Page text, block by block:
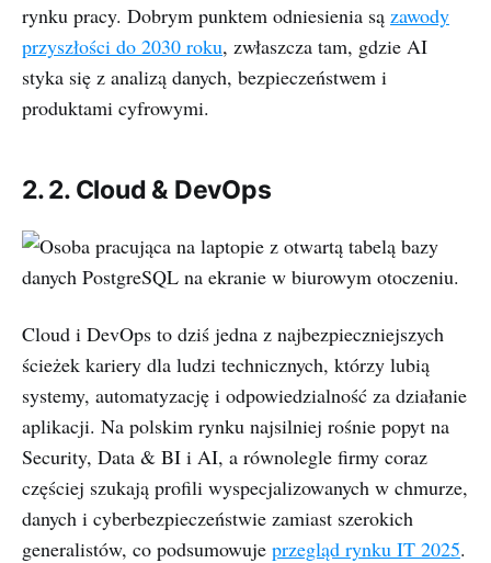
rynku pracy. Dobrym punktem odniesienia są zawody
przyszłości do 2030 roku, zwłaszcza tam, gdzie AI
styka się z analizą danych, bezpieczeństwem i
produktami cyfrowymi.
2. 2. Cloud & DevOps
Cloud i DevOps to dziś jedna z najbezpieczniejszych
ścieżek kariery dla ludzi technicznych, którzy lubią
systemy, automatyzację i odpowiedzialność za działanie
aplikacji. Na polskim rynku najsilniej rośnie popyt na
Security, Data & BI i AI, a równolegle firmy coraz
częściej szukają profili wyspecjalizowanych w chmurze,
danych i cyberbezpieczeństwie zamiast szerokich
generalistów, co podsumowuje przegląd rynku IT 2025.